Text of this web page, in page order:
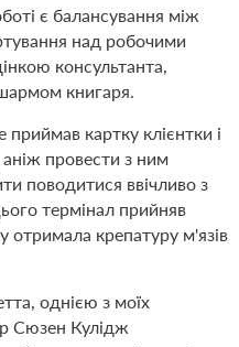
є балансування між
над робочими
консультанта,
книгаря.
приймав картку клієнтки і
провести з ним
поводитися ввічливо з
термінал прийняв
отримала крепатуру м'язів
однією з моїх
Сюзен Кулідж